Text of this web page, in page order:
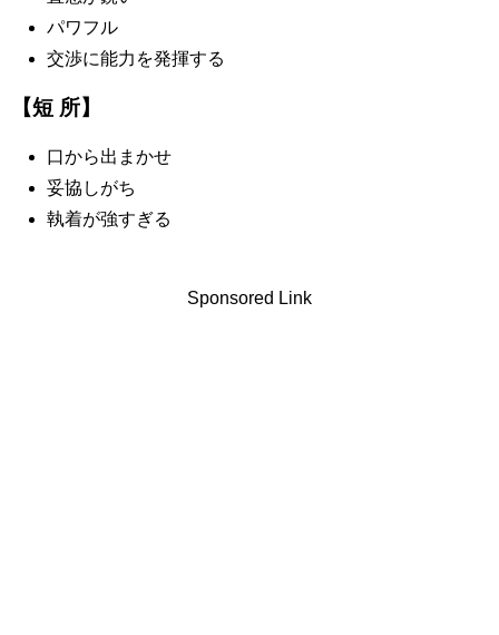
パワフル
交渉に能力を発揮する
【短 所】
口から出まかせ
妥協しがち
執着が強すぎる
Sponsored Link